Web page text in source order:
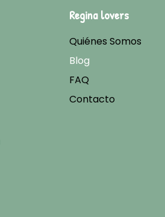
Regina lovers
Quiénes Somos
Blog
FAQ
Contacto